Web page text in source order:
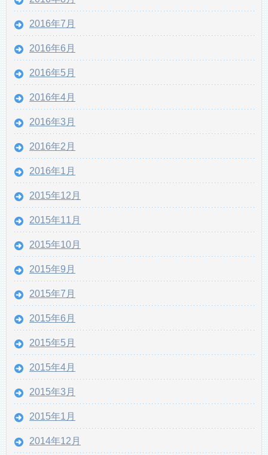
2016年7月
2016年6月
2016年5月
2016年4月
2016年3月
2016年2月
2016年1月
2015年12月
2015年11月
2015年10月
2015年9月
2015年7月
2015年6月
2015年5月
2015年4月
2015年3月
2015年1月
2014年12月